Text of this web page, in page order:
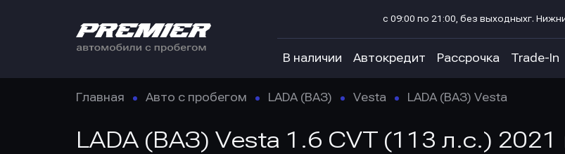
с 09:00 по 21:00, без выходныхг.
В наличии Автокредит Рассрочка Trade-In
Главная Авто с пробегом LADA (ВАЗ) Vesta LADA (ВАЗ) Vesta
LADA (ВАЗ) Vesta 1.6 CVT (113 л.с.)